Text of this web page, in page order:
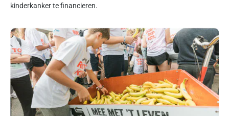
kinderkanker te financieren.